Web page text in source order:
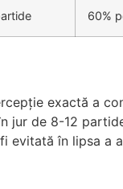
60%
exactă a
de 8-12
evitată în lipsa